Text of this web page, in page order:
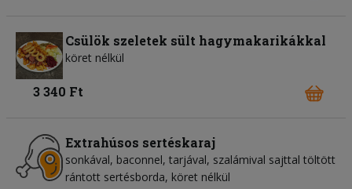
Csülök szeletek sült hagymakarikákkal
köret nélkül
3 340 Ft
Extrahúsos sertéskaraj
sonkával, baconnel, tarjával, szalámival sajttal töltött
rántott sertésborda, köret nélkül